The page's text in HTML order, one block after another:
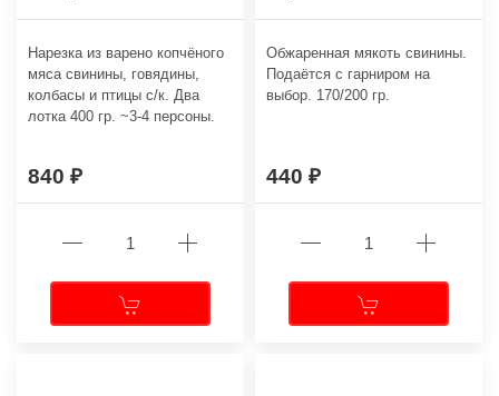
Нарезка из варено копчёного
мяса свинины, говядины,
колбасы и птицы с/к. Два
лотка 400 гр. ~3-4 персоны.
840
Обжаренная мякоть свинины.
Подаётся с гарниром на
выбор. 170/200 гр.
440